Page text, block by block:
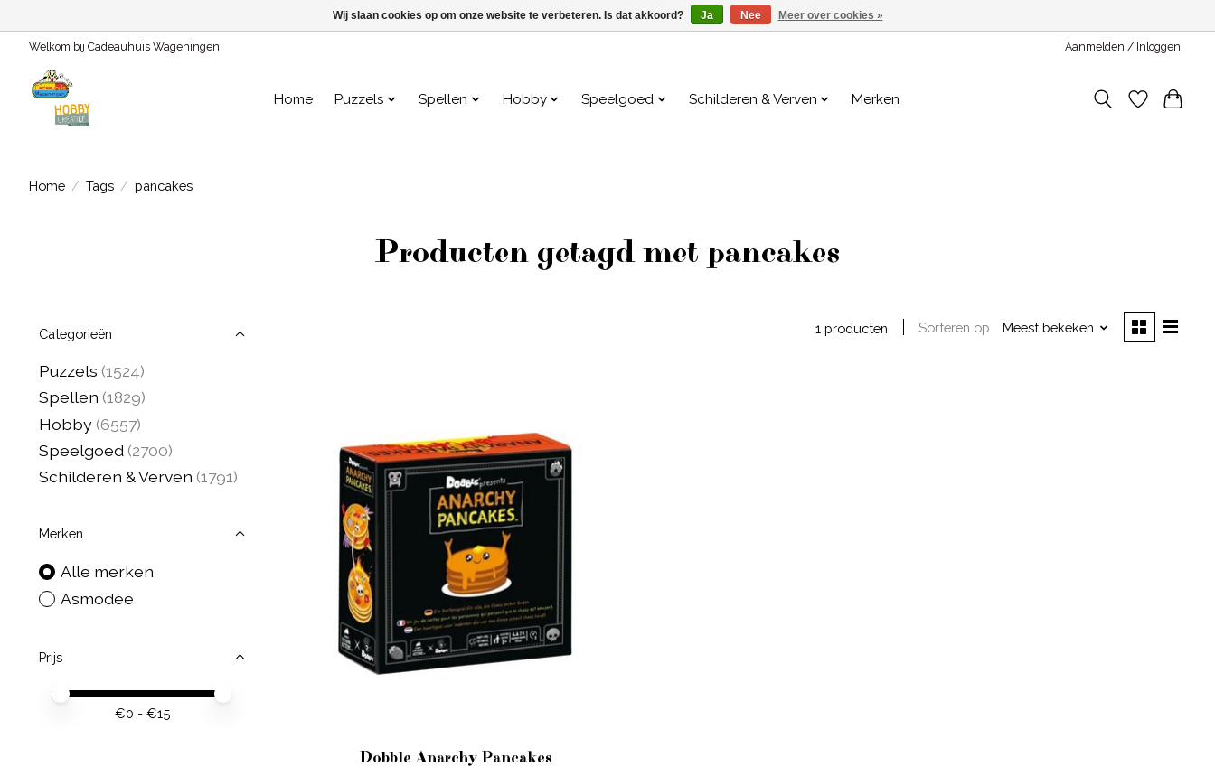
Welkom bij Cadeauhuis Wageningen Aanmelden / Inloggen
Home Puzzels Spellen Hobby Speelgoed Schilderen & Verven Merken
Home / Tags / pancakes
Producten getagd met pancakes
Categorieën
Puzzels (1524)
Spellen (1829)
Hobby (6557)
Speelgoed (2700)
Schilderen & Verven (1791)
Merken
Alle merken
Asmodee
Prijs
Minimale prijswaarde
Price maximum value
€0 - €15
1 producten Sorteren op Meest bekeken
Dobble Anarchy Pancakes
Wij slaan cookies op om onze website te verbeteren. Is dat akkoord? Ja Nee Meer over cookies »